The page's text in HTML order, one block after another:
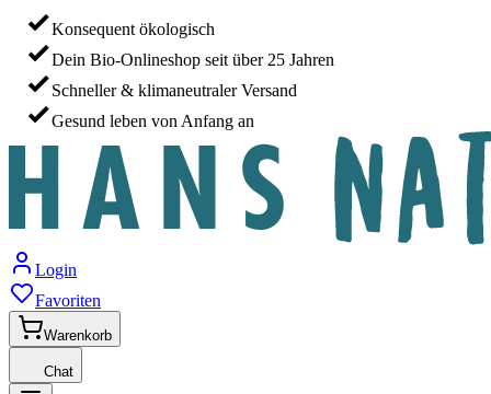
Konsequent ökologisch
Dein Bio-Onlineshop seit über 25 Jahren
Schneller & klimaneutraler Versand
Gesund leben von Anfang an
Login
Favoriten
Warenkorb
Chat